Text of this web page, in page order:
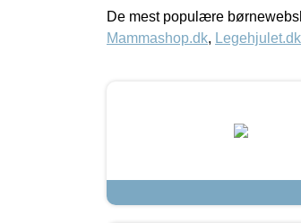
De mest populære
Mammashop.dk, Legehjulet.dk